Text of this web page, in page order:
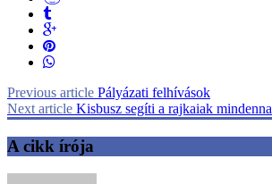
Previous article Pályázati felhívások
Next article Kisbusz segíti a rajkaiak
A cikk írója